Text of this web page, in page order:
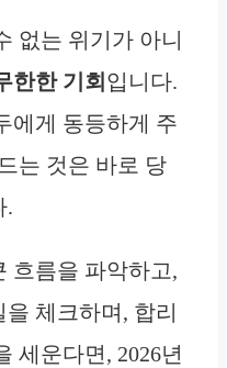
없는 위기가 아니
한한 기회 입니다.
에게 동등하게 주
는 것은 바로 당
.
흐름을 파악하고,
체크하며, 합리
세운다면, 2026년